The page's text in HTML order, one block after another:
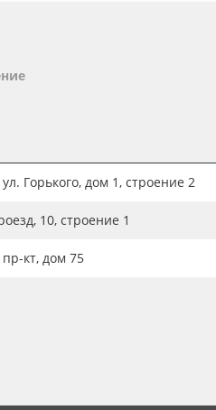
Горького, дом 1, строение 2
10, строение 1
кт, дом 75